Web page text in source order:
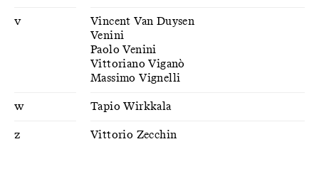
V
Vincent Van Duysen
Venini
Paolo Venini
Vittoriano Viganò
Massimo Vignelli
W Tapio Wirkkala
Z Vittorio Zecchin